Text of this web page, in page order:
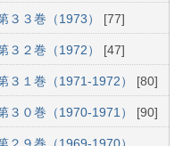
３３巻（1973） [77]
３２巻（1972） [47]
３１巻（1971-1972） [80]
３０巻（1970-1971） [90]